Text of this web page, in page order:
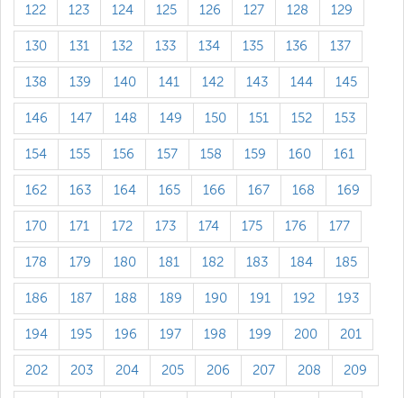
122 123 124 125 126 127 128 129
130 131 132 133 134 135 136 137
138 139 140 141 142 143 144 145
146 147 148 149 150 151 152 153
154 155 156 157 158 159 160 161
162 163 164 165 166 167 168 169
170 171 172 173 174 175 176 177
178 179 180 181 182 183 184 185
186 187 188 189 190 191 192 193
194 195 196 197 198 199 200 201
202 203 204 205 206 207 208 209